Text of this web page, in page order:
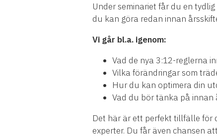
Under seminariet får du en
du kan göra redan innan
Vi går bl.a. igenom:
Vad de nya 3:12-reglerna
Vilka förändringar som
Hur du kan optimera din
Vad du bör tänka på innan
Det här är ett perfekt tillfälle för
experter. Du får även chansen